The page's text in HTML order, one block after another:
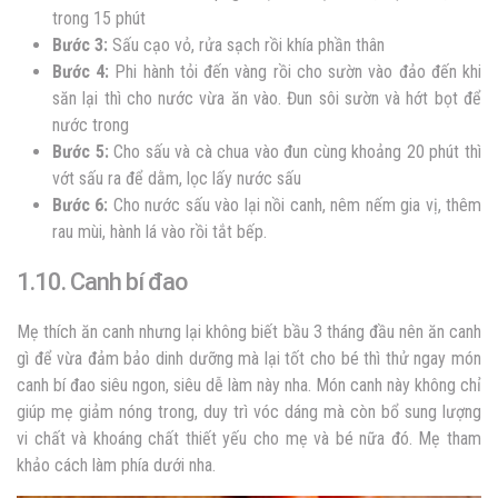
trong 15 phút
Bước 3: Sấu cạo vỏ, rửa sạch rồi khía phần thân
Bước 4: Phi hành tỏi đến vàng rồi cho sườn vào đảo đến khi
săn lại thì cho nước vừa ăn vào. Đun sôi sườn và hớt bọt để
nước trong
Bước 5: Cho sấu và cà chua vào đun cùng khoảng 20 phút thì
vớt sấu ra để dằm, lọc lấy nước sấu
Bước 6: Cho nước sấu vào lại nồi canh, nêm nếm gia vị, thêm
rau mùi, hành lá vào rồi tắt bếp.
1.10. Canh bí đao
Mẹ thích ăn canh nhưng lại không biết bầu 3 tháng đầu nên ăn canh
gì để vừa đảm bảo dinh dưỡng mà lại tốt cho bé thì thử ngay món
canh bí đao siêu ngon, siêu dễ làm này nha. Món canh này không chỉ
giúp mẹ giảm nóng trong, duy trì vóc dáng mà còn bổ sung lượng
vi chất và khoáng chất thiết yếu cho mẹ và bé nữa đó. Mẹ tham
khảo cách làm phía dưới nha.